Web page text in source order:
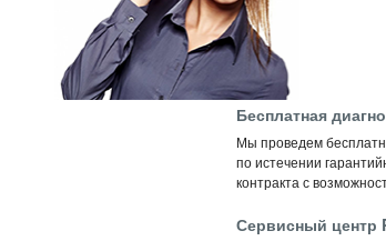
Бесплатная
Мы проведем
по истечении
контракта с
Сервисный центр